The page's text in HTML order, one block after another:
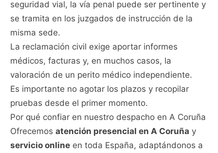
seguridad vial, la vía penal puede ser pertinente y
se tramita en los juzgados de instrucción de la
misma sede.
La reclamación civil exige aportar informes
médicos, facturas y, en muchos casos, la
valoración de un perito médico independiente.
Es importante no agotar los plazos y recopilar
pruebas desde el primer momento.
Por qué confiar en nuestro despacho en A Coruña
Ofrecemosatención presencial en A Coruña y
servicio online en toda España, adaptándonos a